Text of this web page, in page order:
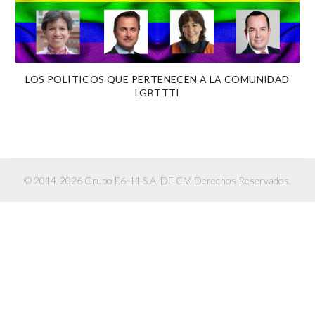
LOS POLÍTICOS QUE PERTENECEN A LA COMUNIDAD
LGBTTTI
© 2014-2026 Grupo F6-11 S.A. DE C.V. Derechos Reservados.